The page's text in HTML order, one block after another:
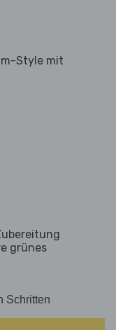
Style mit
grünes
Schritten